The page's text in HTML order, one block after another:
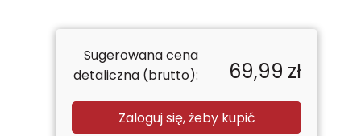
Sugerowana cena
detaliczna (brutto):
69,99 zł
Zaloguj się, żeby kupić